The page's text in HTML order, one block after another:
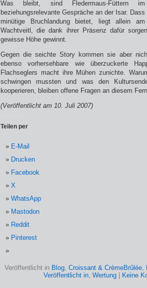
Was bleibt, sind Fledermaus-Füttern im
beziehungsrelevante Gespräche an der Isar.
minütige Bruchlandung bietet, liegt allein am
Wachtveitl, die dank ihrer Präsenz dafür
gewisse Höhe gewinnt.
Gegen die seichte Story kommen sie aber
ebenso vorhersehbare wie überzuckerte
Flachseglers macht ihre Mühen zunichte.
schwingen mussten und was den
kooperieren, bleiben offene Fragen an diesem
(Veröffentlicht am 10. Juli 2007)
Teilen per
E-Mail
Drucken
Facebook
X
WhatsApp
Mastodon
Reddit
Pinterest
Veröffentlicht in Blog, Croissant & CrèmeBrûlée,
Veröffentlicht in, Wertung| Keine